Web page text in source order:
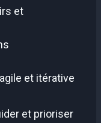
et
et itérative
et prioriser